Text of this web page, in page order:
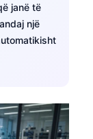
janë të
një